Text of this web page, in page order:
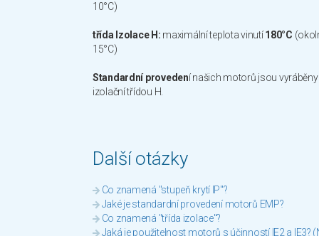
10°C)
třída Izolace H: maximální teplota vinutí180°C
15°C)
Standardní provedení našich motorů jsou
izolační třídou H.
Další otázky
Co znamená "stupeň krytí IP"?
Jaké je standardní provedení motorů EMP?
Co znamená "třída izolace"?
Jaká je použitelnost motorů s účinností IE2 a IE3?